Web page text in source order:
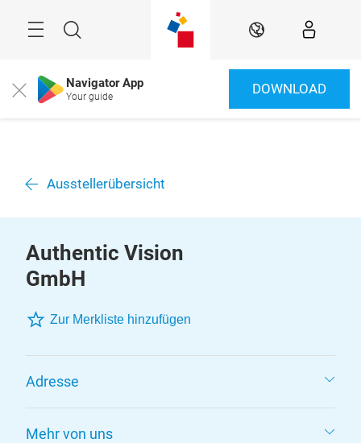
Suche DE
Close Navigator App
Your guide DOWNLOAD
Ausstellerübersicht
Authentic Vision
GmbH
Zur Merkliste hinzufügen
Adresse
Mehr von uns